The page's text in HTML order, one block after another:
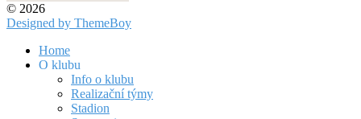
© 2026
Designed by ThemeBoy
Home
O klubu
Info o klubu
Realizační týmy
Stadion